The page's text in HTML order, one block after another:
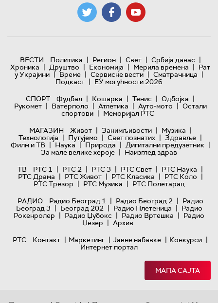
ВЕСТИ Политика | Регион | Свет | Србија данас |
Хроника | Друштво | Економија | Мерила времена | Рат
у Украјини | Време | Сервисне вести | Сматрачница |
Подкаст | ЕУ могућности 2026
СПОРТ
Фудбал | Кошарка | Тенис | Одбојка |
Рукомет | Ватерполо | Атлетика | Ауто-мото | Остали
спортови | Меморијал РТС
МАГАЗИН
Живот | Занимљивости | Музика |
Технологијa | Путујемо | Свет познатих | Здравље |
Филм и ТВ | Наука | Природа | Дигитални предузетник |
За мале велике хероје | Наизглед здрав
ТВ
РТС 1 | РТС 2 | РТС 3 | РТС Свет | РТС Наука |
РТС Драма | РТС Живот | РТС Класика | РТС Коло |
РТС Трезор | РТС Музика | РТС Полетарац
РАДИО
Радио Београд 1 | Радио Београд 2 | Радио
Београд 3 | Београд 202 | Радио Плетеница | Радио
Рокенролер | Радио Џубокс | Радио Вртешка | Радио
Џезер | Архив
РТС
Контакт | Маркетинг | Јавне набавке | Конкурси |
Интернет портал
МАПА САЈТА